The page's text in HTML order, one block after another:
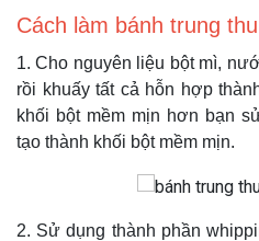
Cách làm bánh trung
1. Cho nguyên liệu bột mì,
rồi khuấy tất cả hỗn hợp
khối bột mềm mịn hơn bạn
tạo thành khối bột mềm mịn.
2. Sử dụng thành phần